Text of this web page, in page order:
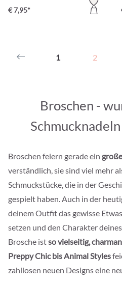
€ 7,95*
1 2
Broschen -
Broschen feiern gerade ein
verständlich, sie sind viel mehr
Schmuckstücke, die in der
gespielt haben. Auch in der
deinem Outfit das gewisse
setzen und den Charakter
Brosche istso vielseitig,
Preppy Chic bis Animal Styles
zahllosen neuen Designs eine